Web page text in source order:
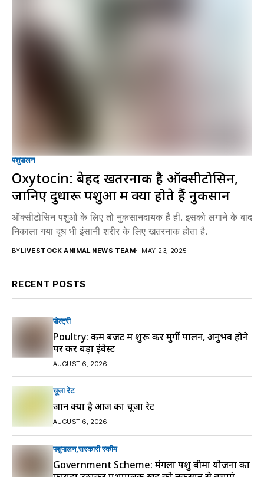
पशुपालन
Oxytocin: बेहद खतरनाक है ऑक्सीटोसिन,
जानिए दुधारू पशुओं में क्या होते हैं नुकसान
ऑक्सीटोसिन पशुओं के लिए तो नुकसानदायक है ही. इसको लगाने के बाद
निकाला गया दूध भी इंसानी शरीर के लिए खतरनाक होता है.
BYLIVESTOCK ANIMAL NEWS TEAM MAY 23, 2025
RECENT POSTS
पोल्ट्री
Poultry: कम बजट में शुरू करें मुर्गी पालन, अनुभव होने
पर करें बड़ा इंवेस्ट
AUGUST 6, 2026
चूजा रेट
जानें क्या है आज का चूजा रेट
AUGUST 6, 2026
पशुपालन सरकारी स्की‍म
Government Scheme: मंगला पशु बीमा योजना का